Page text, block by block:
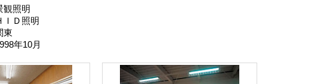
観照明
ＩＤ照明
東
年10月